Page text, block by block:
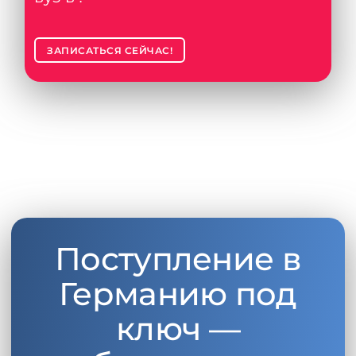
ЗАПИСАТЬСЯ СЕЙЧАС!
Поступление в
Германию под
ключ —